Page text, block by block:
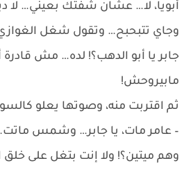
أبويا، لا… عشان شفتك بعيني… لا
وجاي تتبحبح… وتقول شغل
جابر يا أبو الدهب؟! لده… مش
مابيروحش!
ثم اقتربت منه، وصوتها يعلو
– عامر مات، يا جابر… وشمس
وهم ميتين؟! ولا إنت بتغل على خلق